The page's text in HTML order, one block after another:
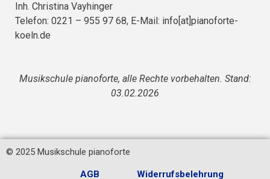
Inh. Christina Vayhinger
Telefon: 0221 – 955 97 68, E-Mail: info[at]pianoforte-
koeln.de
Musikschule pianoforte, alle Rechte vorbehalten. Stand:
03.02.2026
© 2025 Musikschule pianoforte
AGB Widerrufsbelehrung